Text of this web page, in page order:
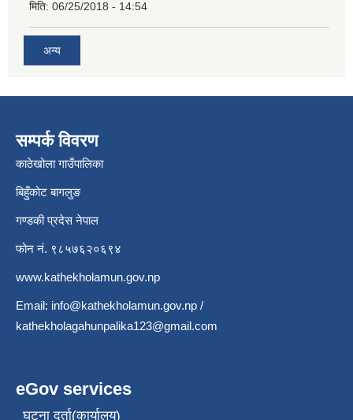
मिति: 06/25/2018 - 14:54
अन्य
सम्पर्क विवरण
काठेखोला गाउँपालिका
बिहुँकोट बागलुङ
गण्डकी प्रदेस नेपाल
फोन नं. ९८५७६२०६९४
www.kathekholamun.gov.np
Email: info@kathekholamun.gov.np /
kathekholagahunpalika123@gmail.com
eGov services
घटना दर्ता(कार्यालय)